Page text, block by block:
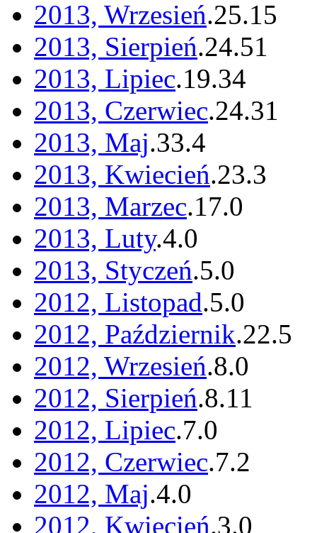
2013, Wrzesień.25.15
2013, Sierpień.24.51
2013, Lipiec.19.34
2013, Czerwiec.24.31
2013, Maj.33.4
2013, Kwiecień.23.3
2013, Marzec.17.0
2013, Luty.4.0
2013, Styczeń.5.0
2012, Listopad.5.0
2012, Październik.22.5
2012, Wrzesień.8.0
2012, Sierpień.8.11
2012, Lipiec.7.0
2012, Czerwiec.7.2
2012, Maj.4.0
2012, Kwiecień.3.0